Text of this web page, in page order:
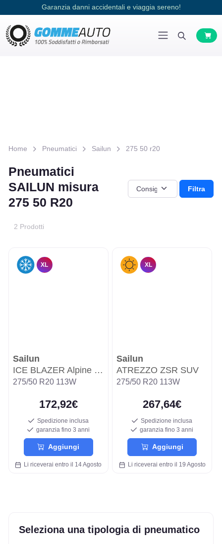
Garanzia danni accidentali e viaggia sereno!
Home Pneumatici Sailun 275 50 r20
Pneumatici
SAILUN misura
275 50 R20
Filtra
2 Prodotti
XL
Sailun
ICE BLAZER Alpine EVO2
275/50 R20 113W
172,92€
Spedizione inclusa
garanzia fino 3 anni
Aggiungi
Li riceverai entro il 14 Agosto
XL
Sailun
ATREZZO ZSR SUV
275/50 R20 113W
267,64€
Spedizione inclusa
garanzia fino 3 anni
Aggiungi
Li riceverai entro il 19 Agosto
Seleziona una tipologia di pneumatico